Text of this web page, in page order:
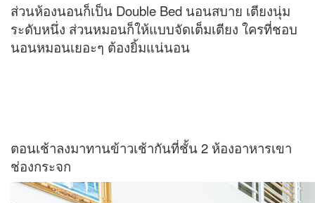
ส่วนห้องนอนก็เป็น Double Bed นอนสบาย เตียงนุ่ม
ระดับหนึ่ง ส่วนหมอนก็ให้แบบจัดเต็มเตียง ใครที่ชอบ
นอนหมอนเยอะๆ ต้องยิ้มแน่นอน
ตอนเช้าลงมาทานข้าวเช้ากันที่ชั้น 2 ห้องอาหารเขา
ช่องกระจก